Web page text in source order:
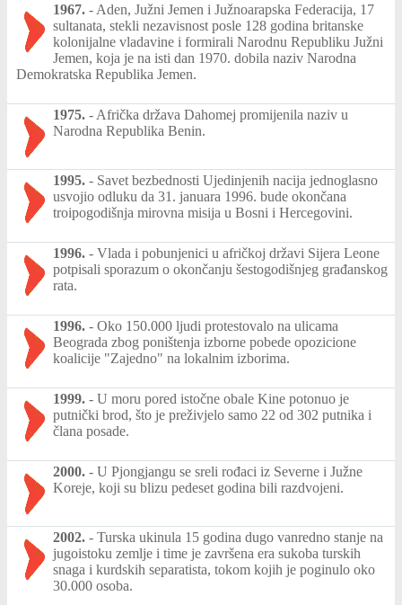
1967. - Aden, Južni Jemen i Južnoarapska Federacija, 17
sultanata, stekli nezavisnost posle 128 godina britanske
kolonijalne vladavine i formirali Narodnu Republiku Južni
Jemen, koja je na isti dan 1970. dobila naziv Narodna
Demokratska Republika Jemen.
1975. - Afrička država Dahomej promijenila naziv u
Narodna Republika Benin.
1995. - Savet bezbednosti Ujedinjenih nacija jednoglasno
usvojio odluku da 31. januara 1996. bude okončana
troipogodišnja mirovna misija u Bosni i Hercegovini.
1996. - Vlada i pobunjenici u afričkoj državi Sijera Leone
potpisali sporazum o okončanju šestogodišnjeg građanskog
rata.
1996. - Oko 150.000 ljudi protestovalo na ulicama
Beograda zbog poništenja izborne pobede opozicione
koalicije "Zajedno" na lokalnim izborima.
1999. - U moru pored istočne obale Kine potonuo je
putnički brod, što je preživjelo samo 22 od 302 putnika i
člana posade.
2000. - U Pjongjangu se sreli rođaci iz Severne i Južne
Koreje, koji su blizu pedeset godina bili razdvojeni.
2002. - Turska ukinula 15 godina dugo vanredno stanje na
jugoistoku zemlje i time je završena era sukoba turskih
snaga i kurdskih separatista, tokom kojih je poginulo oko
30.000 osoba.